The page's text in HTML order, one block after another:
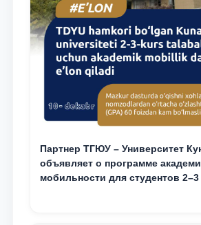
Партнер ТГЮУ – Университет
объявляет о программе
мобильности для студентов 2–3